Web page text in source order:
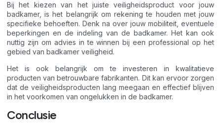
Bij het kiezen van het juiste veiligheidsproduct voor jouw
badkamer, is het belangrijk om rekening te houden met jouw
specifieke behoeften. Denk na over jouw mobiliteit, eventuele
beperkingen en de indeling van de badkamer. Het kan ook
nuttig zijn om advies in te winnen bij een professional op het
gebied van badkamer veiligheid.
Het is ook belangrijk om te investeren in kwalitatieve
producten van betrouwbare fabrikanten. Dit kan ervoor zorgen
dat de veiligheidsproducten lang meegaan en effectief blijven
in het voorkomen van ongelukken in de badkamer.
Conclusie